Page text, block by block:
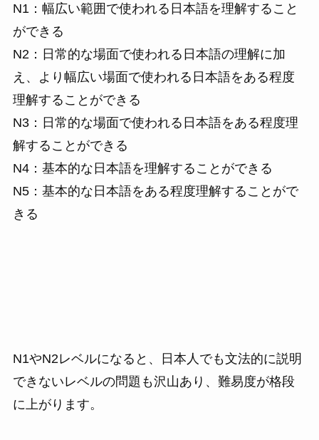
N1：幅広い範囲で使われる日本語を理解すること
ができる
N2：日常的な場面で使われる日本語の理解に加
え、より幅広い場面で使われる日本語をある程度
理解することができる
N3：日常的な場面で使われる日本語をある程度理
解することができる
N4：基本的な日本語を理解することができる
N5：基本的な日本語をある程度理解することがで
きる
N1やN2レベルになると、日本人でも文法的に説明
できないレベルの問題も沢山あり、難易度が格段
に上がります。